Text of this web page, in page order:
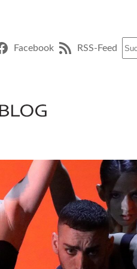
Facebook RSS-Feed